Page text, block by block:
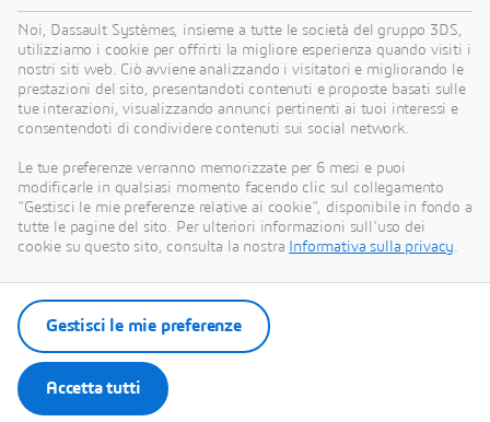
Vai alla sostenibilità
Le nostre ultime notizie
Scopri tutti i comunicati stampa e le risorse
multimedia di Dassault Systèmes.
Entra nella nostra sala stampa
Noi, Dassault Systèmes, insieme a tutte le società del gruppo 3DS,
utilizziamo i cookie per offrirti la migliore esperienza quando visiti i
nostri siti web. Ciò avviene analizzando i visitatori e migliorando le
prestazioni del sito, presentandoti contenuti e proposte basati sulle
tue interazioni, visualizzando annunci pertinenti ai tuoi interessi e
consentendoti di condividere contenuti sui social network.
Le tue preferenze verranno memorizzate per 6 mesi e puoi
modificarle in qualsiasi momento facendo clic sul collegamento
"Gestisci le mie preferenze relative ai cookie", disponibile in fondo a
tutte le pagine del sito. Per ulteriori informazioni sull'uso dei
cookie su questo sito, consulta la nostra
Informativa sulla privacy.
Accetta tutti
Gestisci le mie preferenze